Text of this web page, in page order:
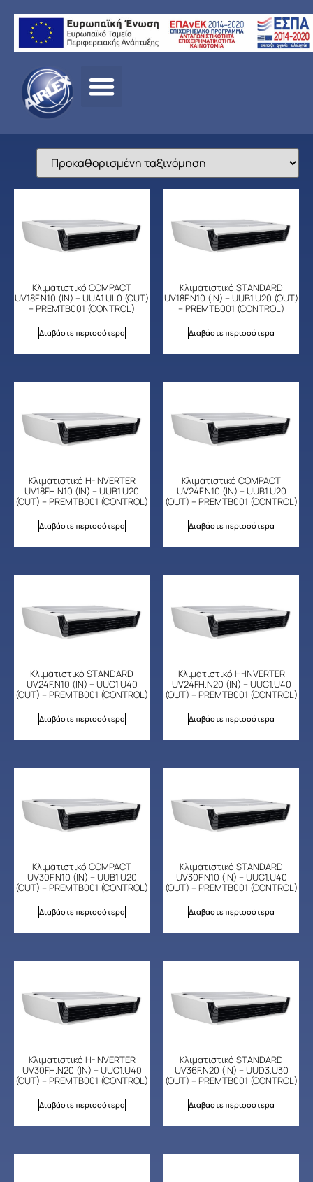
Αρχική
σελίδα/ΠΡΟΪΟΝΤΑ
Κλιματιστικό COMPACT
UV18F.N10 (IN) – UUA1.UL0 (OUT)
– PREMTB001 (CONTROL)
Διαβάστε περισσότερα
Κλιματιστικό STANDARD
UV18F.N10 (IN) – UUB1.U20 (OUT)
– PREMTB001 (CONTROL)
Διαβάστε περισσότερα
Κλιματιστικό H-INVERTER
UV18FH.N10 (IN) – UUB1.U20
(OUT) – PREMTB001 (CONTROL)
Διαβάστε περισσότερα
Κλιματιστικό COMPACT
UV24F.N10 (IN) – UUB1.U20
(OUT) – PREMTB001 (CONTROL)
Διαβάστε περισσότερα
Κλιματιστικό STANDARD
UV24F.N10 (IN) – UUC1.U40
(OUT) – PREMTB001 (CONTROL)
Διαβάστε περισσότερα
Κλιματιστικό H-INVERTER
UV24FH.N20 (IN) – UUC1.U40
(OUT) – PREMTB001 (CONTROL)
Διαβάστε περισσότερα
Κλιματιστικό COMPACT
UV30F.N10 (IN) – UUB1.U20
(OUT) – PREMTB001 (CONTROL)
Διαβάστε περισσότερα
Κλιματιστικό STANDARD
UV30F.N10 (IN) – UUC1.U40
(OUT) – PREMTB001 (CONTROL)
Διαβάστε περισσότερα
Κλιματιστικό H-INVERTER
UV30FH.N20 (IN) – UUC1.U40
(OUT) – PREMTB001 (CONTROL)
Διαβάστε περισσότερα
Κλιματιστικό STANDARD
UV36F.N20 (IN) – UUD3.U30
(OUT) – PREMTB001 (CONTROL)
Διαβάστε περισσότερα